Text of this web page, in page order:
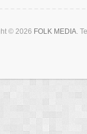
© 2026 FOLK MEDIA.